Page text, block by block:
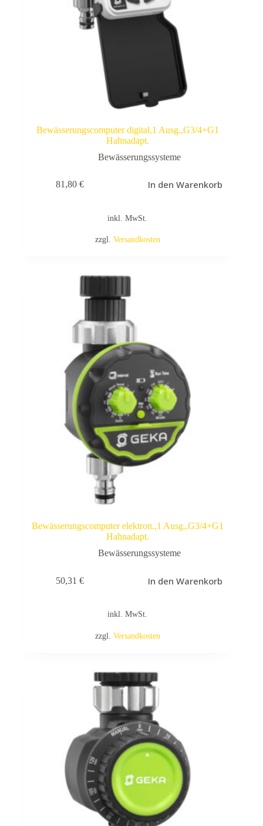
Bewässerungscomputer digital,1 Ausg.,G3/4+G1
Hahnadapt.
Bewässerungssysteme
81,80 € In den Warenkorb
inkl. MwSt.
zzgl. Versandkosten
Bewässerungscomputer elektron.,1 Ausg.,G3/4+G1
Hahnadapt.
Bewässerungssysteme
50,31 € In den Warenkorb
inkl. MwSt.
zzgl. Versandkosten